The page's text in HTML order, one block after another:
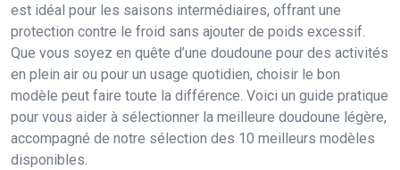
est idéal pour les saisons intermédiaires, offrant une
protection contre le froid sans ajouter de poids excessif.
Que vous soyez en quête d’une doudoune pour des activités
en plein air ou pour un usage quotidien, choisir le bon
modèle peut faire toute la différence. Voici un guide pratique
pour vous aider à sélectionner la meilleure doudoune légère,
accompagné de notre sélection des 10 meilleurs modèles
disponibles.